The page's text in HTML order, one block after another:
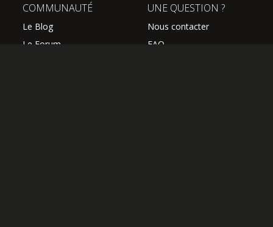
COMMUNAUTÉ
Le Blog
Le Forum
UNE QUESTION ?
Nous contacter
FAQ